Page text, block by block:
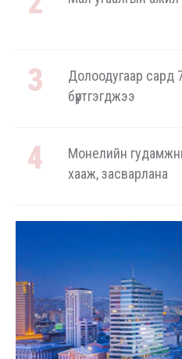
Долоодугаар сард
бүртгэгджээ
Монелийн
хааж, засварлана
Даланзадгад хот
Төмөр замчдын
зориулсан баяр